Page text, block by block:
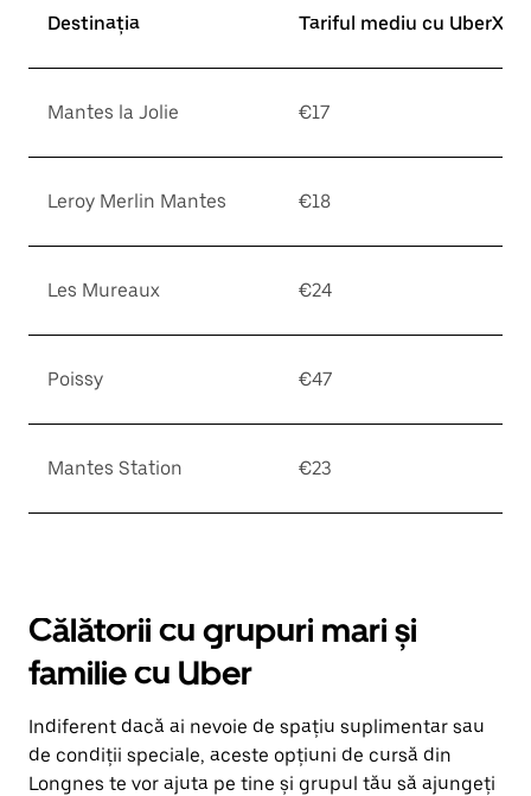
Destinația Tariful mediu cu UberX*
Mantes la Jolie €17
Leroy Merlin Mantes €18
Les Mureaux €24
Poissy €47
Mantes Station €23
Călătorii cu grupuri mari și
familie cu Uber
Indiferent dacă ai nevoie de spațiu suplimentar sau
de condiții speciale, aceste opțiuni de cursă din
Longnes te vor ajuta pe tine și grupul tău să ajungeți